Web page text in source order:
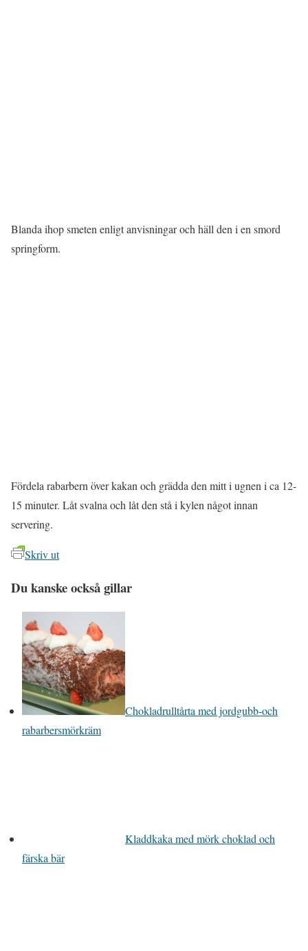
Blanda ihop smeten enligt anvisningar och häll den i en smord
springform.
Fördela rabarbern över kakan och grädda den mitt i ugnen i ca 12-
15 minuter. Låt svalna och låt den stå i kylen något innan
servering.
Skriv ut
Du kanske också gillar
Chokladrulltårta med jordgubb-och
rabarbersmörkräm
Kladdkaka med mörk choklad och
färska bär